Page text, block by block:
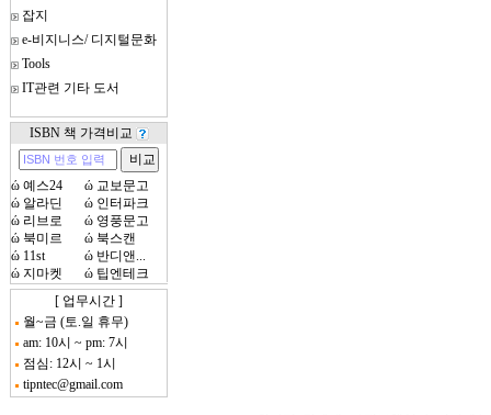
잡지
e-비지니스/ 디지털문화
Tools
IT관련 기타 도서
ISBN 책 가격비교
ώ 예스24 ώ 교보문고
ώ 알라딘 ώ 인터파크
ώ 리브로 ώ 영풍문고
ώ 북미르 ώ 북스캔
ώ 11st ώ 반디앤...
ώ 지마켓 ώ 팁엔테크
[ 업무시간 ]
월~금 (토.일 휴무)
am: 10시 ~ pm: 7시
점심: 12시 ~ 1시
tipntec@gmail.com